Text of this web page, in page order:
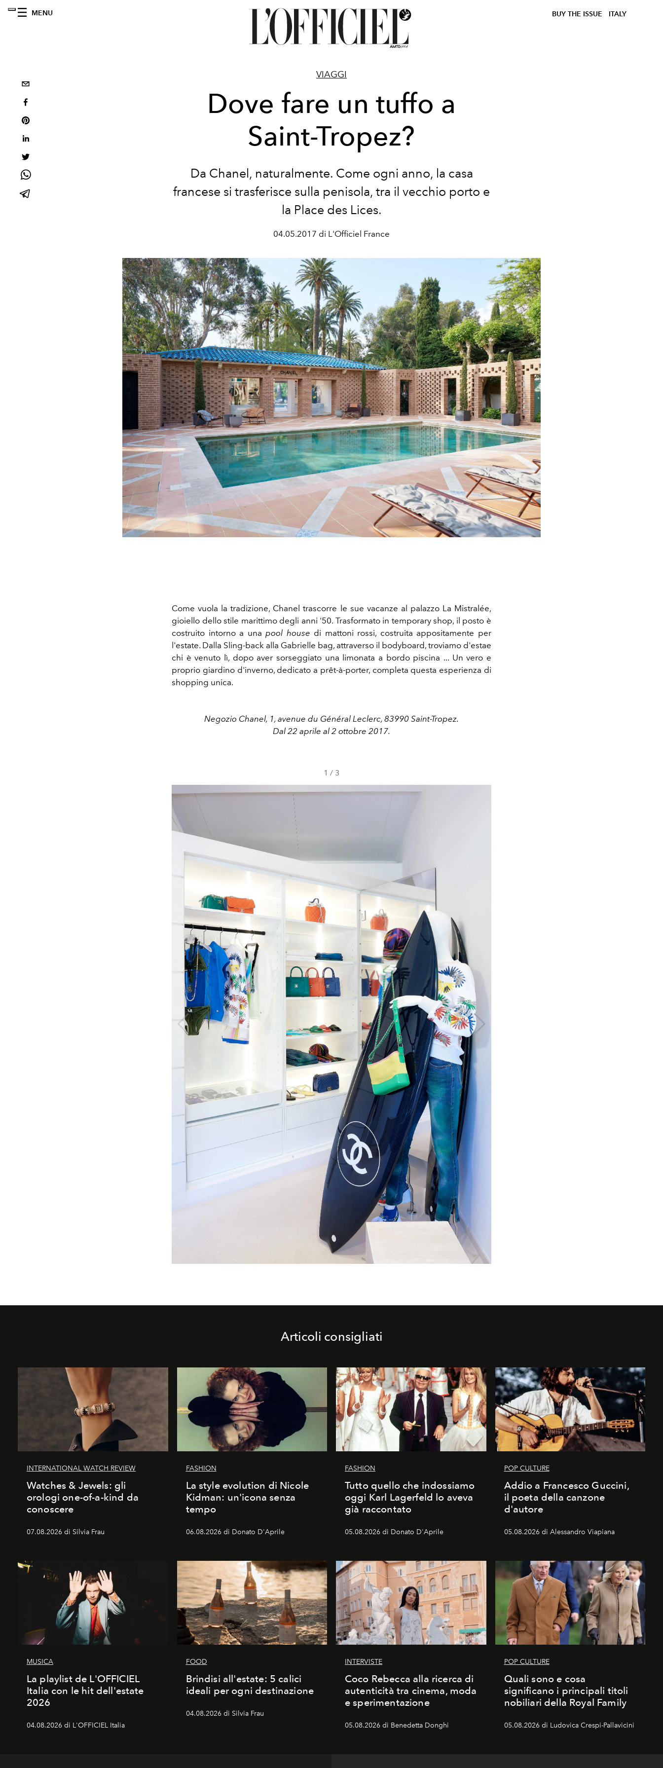
MENU BUY THE ISSUE ITALY
VIAGGI
Dove fare un tuffo a
Saint-Tropez?
Da Chanel, naturalmente. Come ogni anno, la casa
francese si trasferisce sulla penisola, tra il vecchio porto e
la Place des Lices.
04.05.2017 di L'Officiel France
Come vuola la tradizione, Chanel trascorre le sue vacanze al palazzo La Mistralée,
gioiello dello stile marittimo degli anni '50. Trasformato in temporary shop, il posto è
costruito intorno a una pool house di mattoni rossi, costruita appositamente per
l'estate. Dalla Sling-back alla Gabrielle bag, attraverso il bodyboard, troviamo d'estae
chi è venuto lì, dopo aver sorseggiato una limonata a bordo piscina ... Un vero e
proprio giardino d'inverno, dedicato a prêt-à-porter, completa questa esperienza di
shopping unica.
Negozio Chanel, 1, avenue du Général Leclerc, 83990 Saint-Tropez.
Dal 22 aprile al 2 ottobre 2017.
1 / 3
Articoli consigliati
INTERNATIONAL WATCH REVIEW
Watches & Jewels: gli
orologi one-of-a-kind da
conoscere
07.08.2026 di Silvia Frau
FASHION
La style evolution di Nicole
Kidman: un'icona senza
tempo
06.08.2026 di Donato D'Aprile
FASHION
Tutto quello che indossiamo
oggi Karl Lagerfeld lo aveva
già raccontato
05.08.2026 di Donato D'Aprile
POP CULTURE
Addio a Francesco Guccini,
il poeta della canzone
d'autore
05.08.2026 di Alessandro Viapiana
MUSICA
La playlist de L'OFFICIEL
Italia con le hit dell'estate
2026
04.08.2026 di L'OFFICIEL Italia
FOOD
Brindisi all'estate: 5 calici
ideali per ogni destinazione
04.08.2026 di Silvia Frau
INTERVISTE
Coco Rebecca alla ricerca di
autenticità tra cinema, moda
e sperimentazione
05.08.2026 di Benedetta Donghi
POP CULTURE
Quali sono e cosa
significano i principali titoli
nobiliari della Royal Family
05.08.2026 di Ludovica Crespi-Pallavicini